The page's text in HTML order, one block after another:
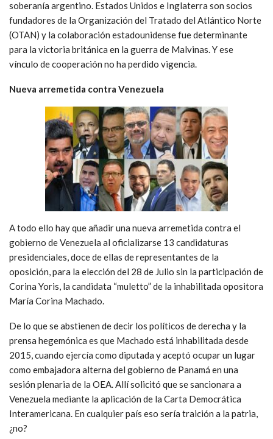
soberanía argentino. Estados Unidos e Inglaterra son socios
fundadores de la Organización del Tratado del Atlántico Norte
(OTAN) y la colaboración estadounidense fue determinante
para la victoria británica en la guerra de Malvinas. Y ese
vínculo de cooperación no ha perdido vigencia.
Nueva arremetida contra Venezuela
A todo ello hay que añadir una nueva arremetida contra el
gobierno de Venezuela al oficializarse 13 candidaturas
presidenciales, doce de ellas de representantes de la
oposición, para la elección del 28 de Julio sin la participación de
Corina Yoris, la candidata “muletto” de la inhabilitada opositora
María Corina Machado.
De lo que se abstienen de decir los políticos de derecha y la
prensa hegemónica es que Machado está inhabilitada desde
2015, cuando ejercía como diputada y aceptó ocupar un lugar
como embajadora alterna del gobierno de Panamá en una
sesión plenaria de la OEA. Allí solicitó que se sancionara a
Venezuela mediante la aplicación de la Carta Democrática
Interamericana. En cualquier país eso sería traición a la patria,
¿no?